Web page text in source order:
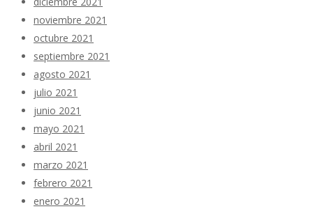
noviembre 2021
octubre 2021
septiembre 2021
agosto 2021
julio 2021
junio 2021
mayo 2021
abril 2021
marzo 2021
febrero 2021
enero 2021